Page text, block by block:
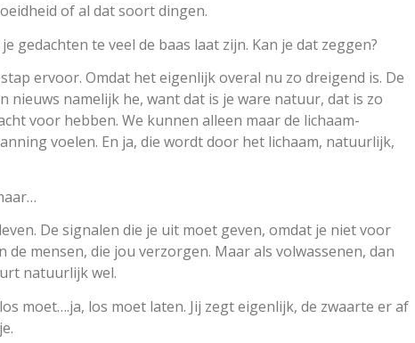
of al dat soort dingen.
gedachten te veel de baas laat zijn. Kan je dat zeggen?
ervoor. Omdat het eigenlijk overal nu zo dreigend is. De
nieuws namelijk he, want dat is je ware natuur, dat is zo
voor hebben. We kunnen alleen maar de lichaam-
voelen. En ja, die wordt door het lichaam, natuurlijk,
De signalen die je uit moet geven, omdat je niet voor
mensen, die jou verzorgen. Maar als volwassenen, dan
natuurlijk wel.
moet….ja, los moet laten. Jij zegt eigenlijk, de zwaarte er af